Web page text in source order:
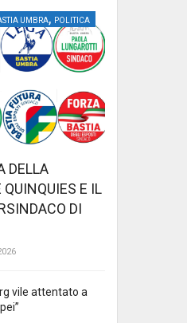
UMBRA, POLITICA
DELLA
E IL
DI
vile attentato a